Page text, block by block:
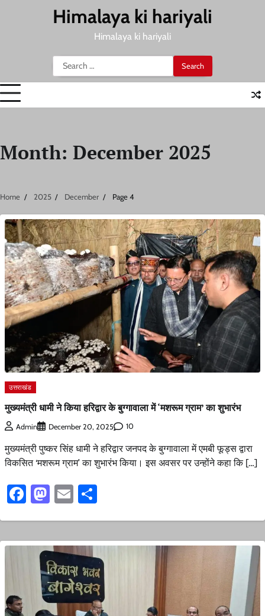
Himalaya ki hariyali
Himalaya ki hariyali
Search
for:
Month: December 2025
Home 2025 December Page 4
उत्तराखंड
मुख्यमंत्री धामी ने किया हरिद्वार के बुग्गावाला में ‘मशरूम ग्राम’ का शुभारंभ
Admin December 20, 2025 10
मुख्यमंत्री पुष्कर सिंह धामी ने हरिद्वार जनपद के बुग्गावाला में एमबी फूड्स द्वारा
विकसित ‘मशरूम ग्राम’ का शुभारंभ किया। इस अवसर पर उन्होंने कहा कि […]
Facebook
Mastodon
Email